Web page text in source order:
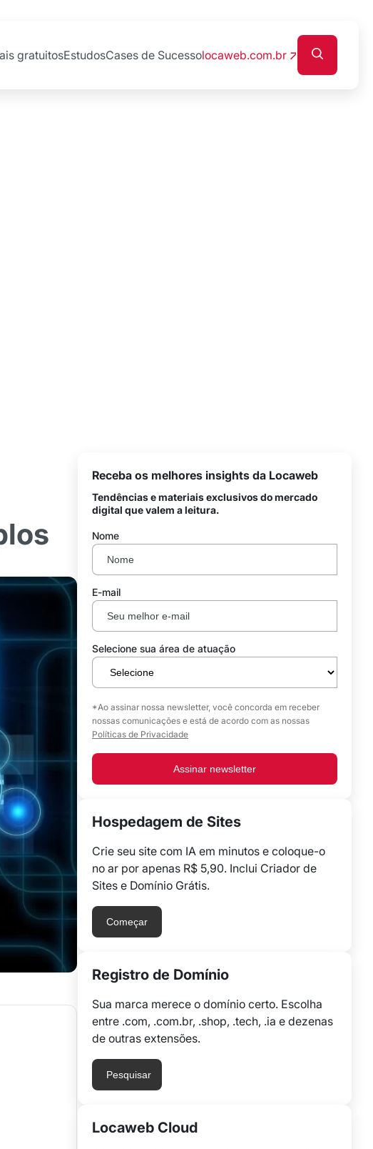
gratuitosEstudosCases de Sucessolocaweb.com.br
Receba os melhores insights da Locaweb
Tendências e materiais exclusivos do mercado
digital que valem a leitura.
Nome
E-mail
Selecione sua área de atuação
*Ao assinar nossa newsletter, você concorda em receber
nossas comunicações e está de acordo com as nossas
Políticas de Privacidade
Assinar newsletter
Hospedagem de Sites
Crie seu site com IA em minutos e coloque-o
no ar por apenas R$ 5,90. Inclui Criador de
Sites e Domínio Grátis.
Começar
Registro de Domínio
Sua marca merece o domínio certo. Escolha
entre .com, .com.br, .shop, .tech, .ia e dezenas
de outras extensões.
Pesquisar
Locaweb Cloud